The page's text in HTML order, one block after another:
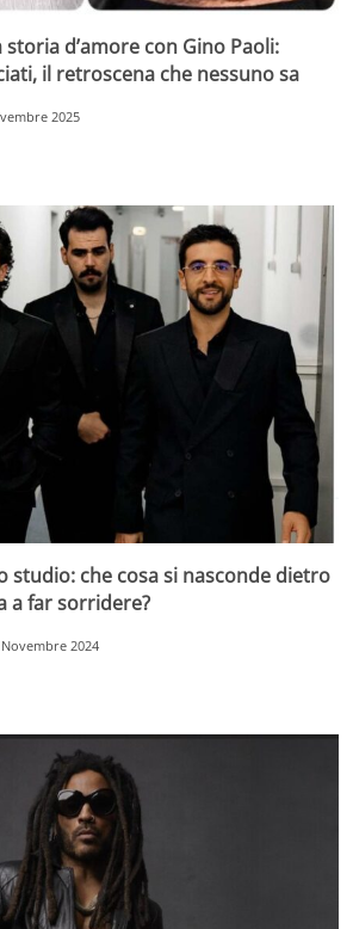
d’amore con Gino Paoli:
il retroscena che nessuno sa
2025
studio: che cosa si nasconde dietro
a far sorridere?
Novembre 2024